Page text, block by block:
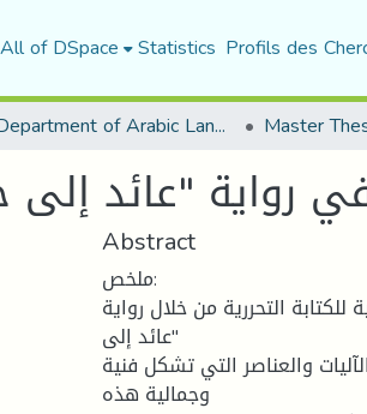
All of DSpace Statistics Profils des
Department of Arabic Language and Literature Master
في رواية "عائد
Abstract
ملخص:
التحررية من خلال رواية
"عائد إلى
والعناصر التي تشكل فنية
وجمالية هذه